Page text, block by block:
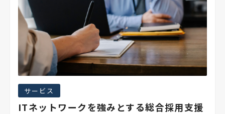
サービス
ITネットワークを強みとする総合採用支援